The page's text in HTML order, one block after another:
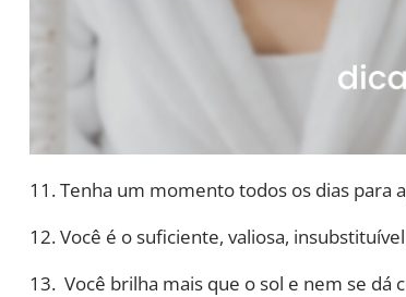
11. Tenha um momento todos os dias para
12. Você é o suficiente, valiosa,
13. Você brilha mais que o sol e nem se dá